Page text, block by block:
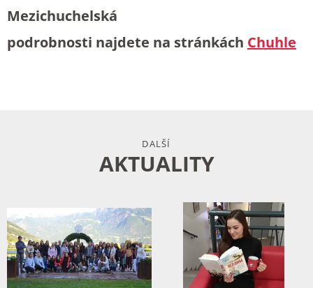
Mezichuchelská
podrobnosti najdete na stránkách Chuhle
DALŠÍ
AKTUALITY